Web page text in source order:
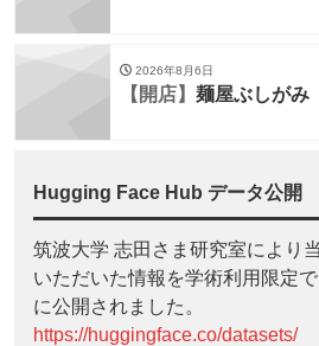
2026年8月6日
【開店】 麺屋ぶしがみ
Hugging Face Hub データ公開
筑波大学 志田さま研究室により
いただいた情報を学術利用限定
に公開されました。
https://huggingface.co/datasets/